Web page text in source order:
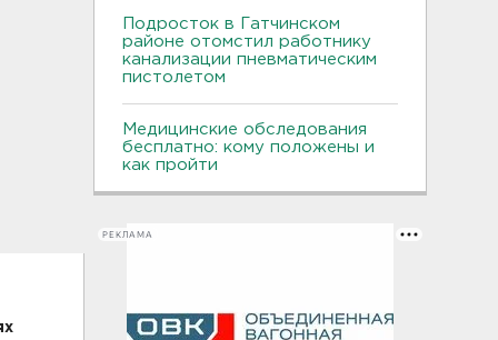
Подросток в Гатчинском
районе отомстил работнику
канализации пневматическим
пистолетом
Медицинские обследования
бесплатно: кому положены и
как пройти
РЕКЛАМА